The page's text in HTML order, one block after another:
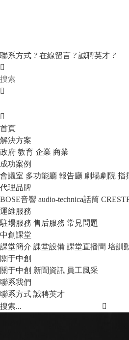
聯系方式 ? 在線留言 ? 誠聘英才 ?
首頁
解決方案
政府 教育 企業 商業
成功案例
會議室 多功能廳 報告廳 劇場劇院 指
代理品牌
BOSE音響 audio-technica話筒
運維服務
駐場服務 售后服務 常見問題
中創課堂
課堂簡介 課堂設備 課堂直播間 培訓
關于中創
關于中創 新聞資訊 員工風采
聯系我們
聯系方式 誠聘英才